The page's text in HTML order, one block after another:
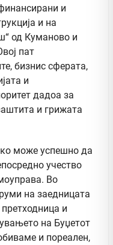
и
и на
од Куманово и
пат
бизнис сферата,
и
дадоа за
и грижата
може успешно да
учество
Во
на заедницата
и
на Буџетот
и пореален,